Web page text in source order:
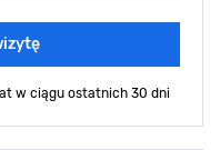
w ciągu ostatnich 30 dni